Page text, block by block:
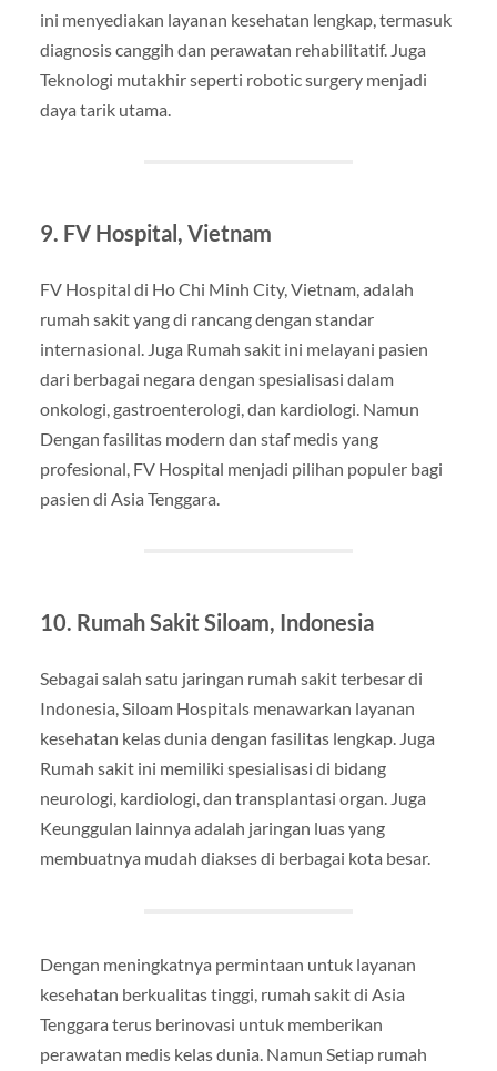
ini menyediakan layanan kesehatan lengkap, termasuk
diagnosis canggih dan perawatan rehabilitatif. Juga
Teknologi mutakhir seperti robotic surgery menjadi
daya tarik utama.
9. FV Hospital, Vietnam
FV Hospital di Ho Chi Minh City, Vietnam, adalah
rumah sakit yang di rancang dengan standar
internasional. Juga Rumah sakit ini melayani pasien
dari berbagai negara dengan spesialisasi dalam
onkologi, gastroenterologi, dan kardiologi. Namun
Dengan fasilitas modern dan staf medis yang
profesional, FV Hospital menjadi pilihan populer bagi
pasien di Asia Tenggara.
10. Rumah Sakit Siloam, Indonesia
Sebagai salah satu jaringan rumah sakit terbesar di
Indonesia, Siloam Hospitals menawarkan layanan
kesehatan kelas dunia dengan fasilitas lengkap. Juga
Rumah sakit ini memiliki spesialisasi di bidang
neurologi, kardiologi, dan transplantasi organ. Juga
Keunggulan lainnya adalah jaringan luas yang
membuatnya mudah diakses di berbagai kota besar.
Dengan meningkatnya permintaan untuk layanan
kesehatan berkualitas tinggi, rumah sakit di Asia
Tenggara terus berinovasi untuk memberikan
perawatan medis kelas dunia. Namun Setiap rumah